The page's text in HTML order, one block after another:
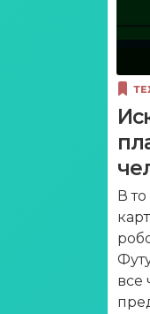
В
все